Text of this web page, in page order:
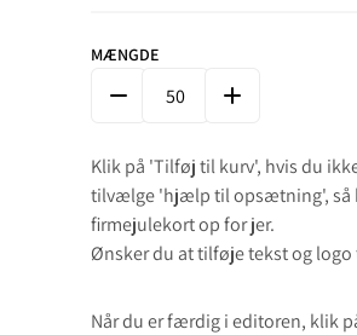
MÆNGDE
FORMINDSK MÆNGDE FOR
ØG MÆNGDE
Klik på 'Tilføj til kurv', hvis du
tilvælge 'hjælp til opsætning', så
firmejulekort op for jer.
Ønsker du at tilføje tekst og
Når du er færdig i editoren, klik